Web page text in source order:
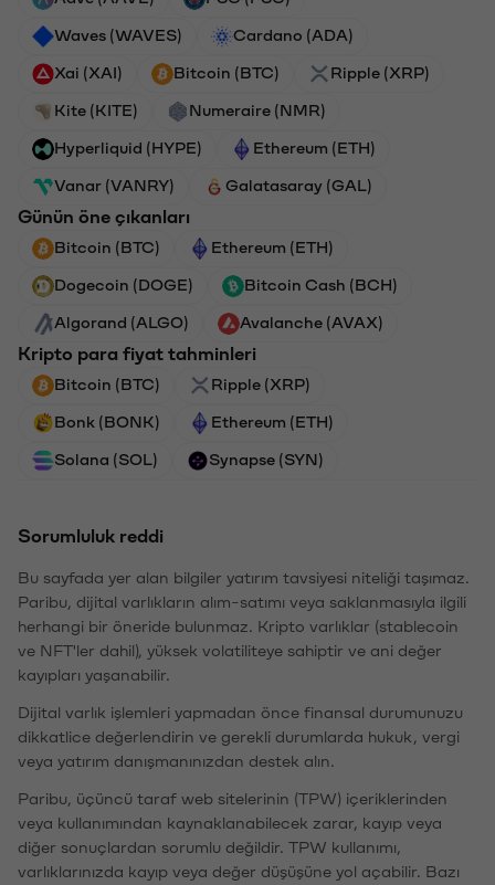
Waves (WAVES) Cardano (ADA)
Xai (XAI) Bitcoin (BTC) Ripple (XRP)
Kite (KITE) Numeraire (NMR)
Hyperliquid (HYPE) Ethereum (ETH)
Vanar (VANRY) Galatasaray (GAL)
Günün öne çıkanları
Bitcoin (BTC) Ethereum (ETH)
Dogecoin (DOGE) Bitcoin Cash (BCH)
Algorand (ALGO) Avalanche (AVAX)
Kripto para fiyat tahminleri
Bitcoin (BTC) Ripple (XRP)
Bonk (BONK) Ethereum (ETH)
Solana (SOL) Synapse (SYN)
Sorumluluk reddi
Bu sayfada yer alan bilgiler yatırım tavsiyesi niteliği taşımaz.
Paribu, dijital varlıkların alım-satımı veya saklanmasıyla ilgili
herhangi bir öneride bulunmaz. Kripto varlıklar (stablecoin
ve NFT'ler dahil), yüksek volatiliteye sahiptir ve ani değer
kayıpları yaşanabilir.
Dijital varlık işlemleri yapmadan önce finansal durumunuzu
dikkatlice değerlendirin ve gerekli durumlarda hukuk, vergi
veya yatırım danışmanınızdan destek alın.
Paribu, üçüncü taraf web sitelerinin (TPW) içeriklerinden
veya kullanımından kaynaklanabilecek zarar, kayıp veya
diğer sonuçlardan sorumlu değildir. TPW kullanımı,
varlıklarınızda kayıp veya değer düşüşüne yol açabilir. Bazı